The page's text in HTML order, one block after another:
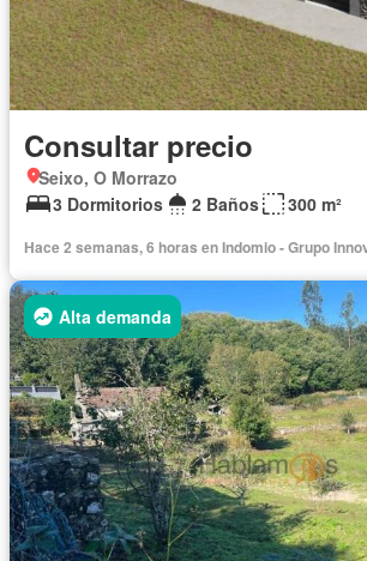
Consultar precio
Seixo, O Morrazo
3 Dormitorios
2 Baños 300 m²
Hace 2 semanas, 6 horas en Indomio - Grupo
Alta demanda